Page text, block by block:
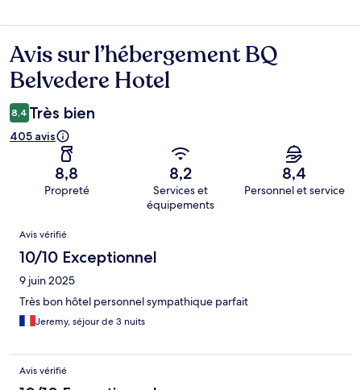
Avis
Avis sur l’hébergement BQ
Belvedere Hotel
8,4 Très bien
405 avis
8,8
Propreté
8,2
Services et
équipements
8,4
Personnel et service
Avis
Avis vérifié
10/10 Exceptionnel
9 juin 2025
Très bon hôtel personnel sympathique parfait
Jeremy, séjour de 3 nuits
Avis vérifié